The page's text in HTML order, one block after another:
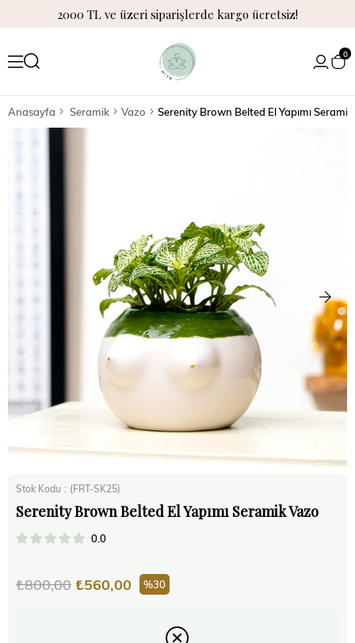
2000 TL ve üzeri siparişlerde kargo ücretsiz!
0
Anasayfa Seramik Vazo Serenity Brown Belted El Yapımı
Stok Kodu (FRT-SK25)
Serenity Brown Belted El Yapımı Seramik Vazo
0.0
₺800,00 ₺560,00 30